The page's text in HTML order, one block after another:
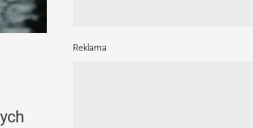
Reklama